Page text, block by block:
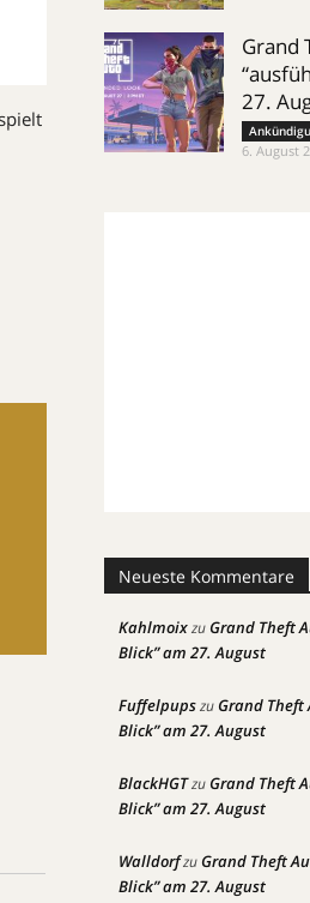
Grand
27.
6. August
Neueste Kommentare
KahlmoixzuGrand Theft
Blick” am 27. August
FuffelpupszuGrand Theft
Blick” am 27. August
BlackHGTzuGrand Theft
Blick” am 27. August
WalldorfzuGrand Theft
Blick” am 27. August